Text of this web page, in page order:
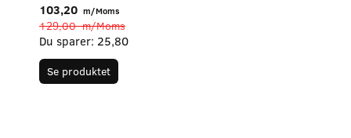
103,20 m/Moms
129,00m/Moms
Du sparer: 25,80
Se produktet